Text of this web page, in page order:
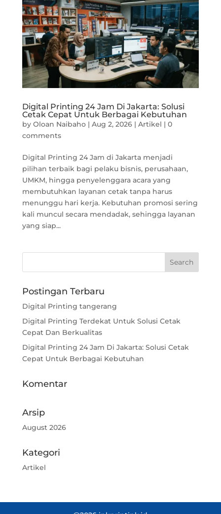
Digital Printing 24 Jam Di Jakarta: Solusi
Cetak Cepat Untuk Berbagai Kebutuhan
by Oloan Naibaho| Aug 2, 2026| Artikel | 0
comments
Digital Printing 24 Jam di Jakarta menjadi
pilihan terbaik bagi pelaku bisnis, perusahaan,
UMKM, hingga penyelenggara acara yang
membutuhkan layanan cetak tanpa harus
menunggu hari kerja. Kebutuhan promosi sering
kali muncul secara mendadak, sehingga layanan
yang siap...
Postingan Terbaru
Digital Printing tangerang
Digital Printing Terdekat Untuk Solusi Cetak
Cepat Dan Berkualitas
Digital Printing 24 Jam Di Jakarta: Solusi Cetak
Cepat Untuk Berbagai Kebutuhan
Komentar
Arsip
August 2026
Kategori
Artikel